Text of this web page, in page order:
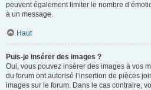
peuvent également limiter le nombre
à un message.
Haut
Puis-je insérer des images ?
Oui, vous pouvez insérer des images à vos
du forum ont autorisé l’insertion de pièces
images sur le forum. Dans le cas contraire,